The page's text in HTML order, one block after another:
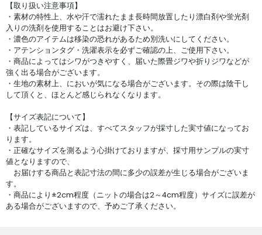
【取り扱い注意事項】
・素材の特性上、水や汗で濡れたまま長時間放置したり漂白剤や蛍光剤
入りの洗剤を使用することはお避け下さい。
・濃色のアイテムは移染の恐れがあるため別洗いにしてください。
・アテンションタグ・洗濯表示を必ずご確認の上、ご使用下さい。
・商品によってはシワがつきやすく、届いた際畳ジワや折りジワなどが
強く出る場合がございます。
・生地の素材上、においが気になる場合がございます。その際は陰干し
して頂くと、ほとんど感じられなくなります。
【サイズ表記について】
・表記しているサイズは、すべてスタッフが採寸した実寸値になってお
ります。
・正確なサイズを測るよう心掛けておりますが、採寸用サンプルの実寸
値となりますので、
お届けする商品と表記寸法の間に多少の誤差が生じる場合がございま
す。
・商品により±2cm程度（ニットの場合は2～4cm程度）サイズに誤差が
ある場合がございますので、予めご了承ください。